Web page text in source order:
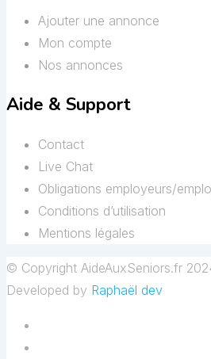
Ajouter une annonce
Mon compte
Nos annonces
Aide & Support
Contact
Live Chat
Obligations employeurs/
Conditions d’utilisation
Mentions légales
© Copyright AideAuxSeniors.fr
Developed by Raphaël dev